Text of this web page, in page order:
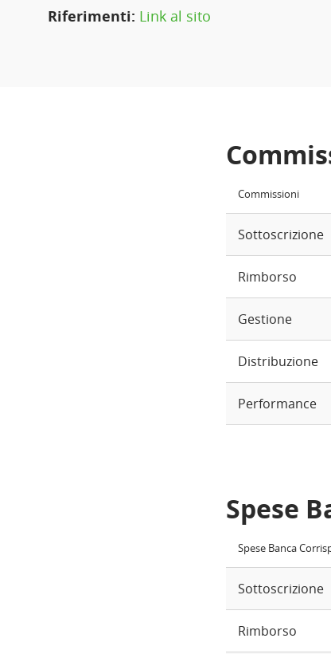
Riferimenti: Link al sito
Commissioni
Sottoscrizione
Rimborso
Gestione
Distribuzione
Performance
Spese
Spese Banca
Sottoscrizione
Rimborso